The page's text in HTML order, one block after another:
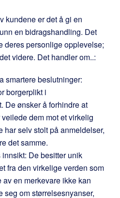
kundene er det å gi en
en bidragshandling. Det
deres personlige opplevelse;
videre. Det handler om..:
smartere beslutninger:
borgerplikt i
De ønsker å forhindre at
dem mot et virkelig
har selv stolt på anmeldelser,
det samme.
De besitter unik
fra den virkelige verden som
en merkevare ikke kan
seg om størrelsesnyanser,